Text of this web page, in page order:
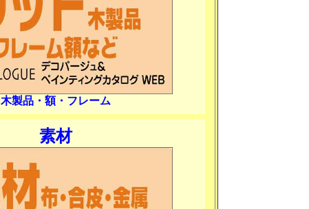
木製品・額・フレーム
素材